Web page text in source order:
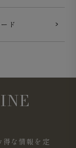
よる型くずれを
ド
な情報を定